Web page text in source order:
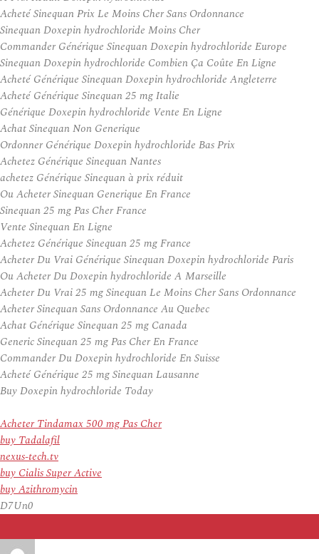
Acheté Sinequan Prix Le Moins Cher Sans Ordonnance
Sinequan Doxepin hydrochloride Moins Cher
Commander Générique Sinequan Doxepin hydrochloride Europe
Sinequan Doxepin hydrochloride Combien Ça Coûte En Ligne
Acheté Générique Sinequan Doxepin hydrochloride Angleterre
Acheté Générique Sinequan 25 mg Italie
Générique Doxepin hydrochloride Vente En Ligne
Achat Sinequan Non Generique
Ordonner Générique Doxepin hydrochloride Bas Prix
Achetez Générique Sinequan Nantes
achetez Générique Sinequan à prix réduit
Ou Acheter Sinequan Generique En France
Sinequan 25 mg Pas Cher France
Vente Sinequan En Ligne
Achetez Générique Sinequan 25 mg France
Acheter Du Vrai Générique Sinequan Doxepin hydrochloride Paris
Ou Acheter Du Doxepin hydrochloride A Marseille
Acheter Du Vrai 25 mg Sinequan Le Moins Cher Sans Ordonnance
Acheter Sinequan Sans Ordonnance Au Quebec
Achat Générique Sinequan 25 mg Canada
Generic Sinequan 25 mg Pas Cher En France
Commander Du Doxepin hydrochloride En Suisse
Acheté Générique 25 mg Sinequan Lausanne
Buy Doxepin hydrochloride Today
Acheter Tindamax 500 mg Pas Cher
buy Tadalafil
nexus-tech.tv
buy Cialis Super Active
buy Azithromycin
D7Un0